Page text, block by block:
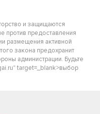
и защищаются
против предоставления
размещения активной
закона предохранит
администрации. Будьте
target=_blank>выбор